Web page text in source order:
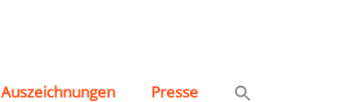
Auszeichnungen Presse